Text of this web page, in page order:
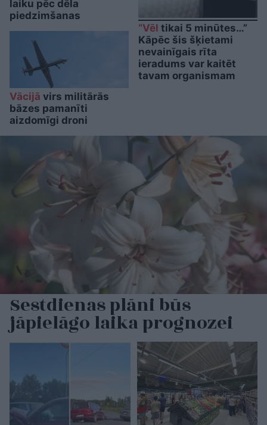
laiku pēc dēla
piedzimšanas
Vācijā virs militārās
bāzes pamanīti
aizdomīgi droni
“Vēl tikai 5 minūtes…”
Kāpēc šis šķietami
nevainīgais rīta
ieradums var kaitēt
tavam organismam
Sestdienas plāni būs
jāpielāgo laika prognozei